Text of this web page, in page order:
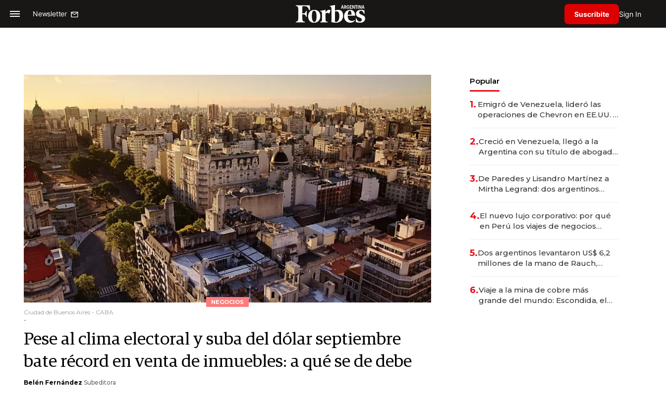
Newsletter Suscribite Sign In
NEGOCIOS
Ciudad de Buenos Aires - CABA
-
Pese al clima electoral y suba del dólar septiembre
bate récord en venta de inmuebles: a qué se de debe
Belén Fernández Subeditora
Popular
1. Emigró de Venezuela, lideró las
operaciones de Chevron en EE.UU. y
2.Creció en Venezuela, llegó a la
Argentina con su título de abogado
marcas "fast premium"
3.De Paredes y Lisandro Martínez a
Mirtha Legrand: dos argentinos
4.El nuevo lujo corporativo: por qué
en Perú los viajes de negocios
transformadoras
5.Dos argentinos levantaron US$ 6,2
millones de la mano de Rauch,
6.Viaje a la mina de cobre más
grande del mundo: Escondida, el